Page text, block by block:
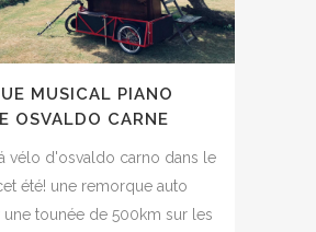
MUSICAL PIANO
OSVALDO CARNE
vélo d'osvaldo carno dans le
été! une remorque auto
tounée de 500km sur les